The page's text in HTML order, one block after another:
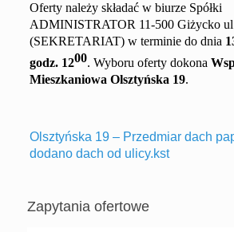
Oferty należy składać w biurze Spółki
ADMINISTRATOR 11-500 Giżycko
(SEKRETARIAT) w terminie do dnia
godz. 1200. Wyboru oferty dokona
Mieszkaniowa Olsztyńska 19.
Olsztyńska 19 – Przedmiar dach
dodano dach od ulicy.kst
Zapytania ofertowe